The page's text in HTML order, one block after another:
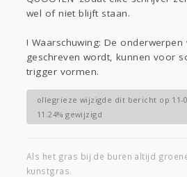
wel of niet blijft staan.
! Waarschuwing: De
geschreven wordt, kunnen voor
trigger vormen.
ollegrieze wijzigde dit bericht op 11-
11.24% gewijzigd
Als het gras bij de buren altijd
kunstgras.